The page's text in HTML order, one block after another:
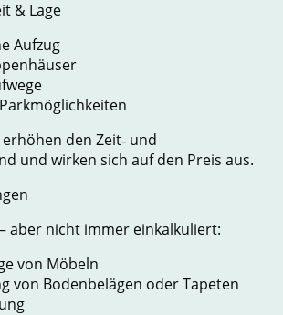
& Lage
Aufzug
den Zeit‑ und
und wirken sich auf den Preis aus.
aber nicht immer einkalkuliert:
von Möbeln
von Bodenbelägen oder Tapeten